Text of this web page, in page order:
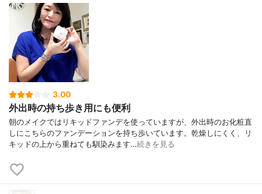
3.00
外出時の持ち歩き用にも便利
朝のメイクではリキッドファンデを使っていますが、外出時のお化粧直
しにこちらのファンデーションを持ち歩いています。乾燥しにくく、リ
キッドの上から重ねても馴染みます…続きを見る